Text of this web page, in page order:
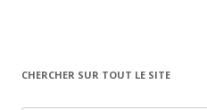
CHERCHER SUR TOUT LE SITE